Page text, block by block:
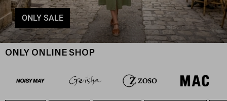
ONLY SALE
ONLY ONLINE SHOP